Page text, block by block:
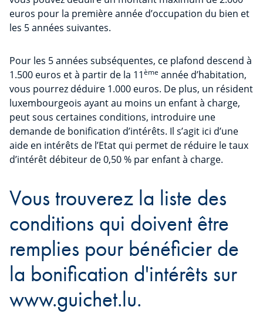
euros pour la première année d’occupation du bien et
les 5 années suivantes.
Pour les 5 années subséquentes, ce plafond descend à
1.500 euros et à partir de la 11ème année d’habitation,
vous pourrez déduire 1.000 euros. De plus, un résident
luxembourgeois ayant au moins un enfant à charge,
peut sous certaines conditions, introduire une
demande de bonification d’intérêts. Il s’agit ici d’une
aide en intérêts de l’Etat qui permet de réduire le taux
d’intérêt débiteur de 0,50 % par enfant à charge.
Vous trouverez la liste des
conditions qui doivent être
remplies pour bénéficier de
la bonification d'intérêts sur
www.guichet.lu.